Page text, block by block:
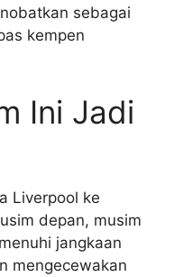
sebagai
kempen
Ini Jadi
Liverpool ke
depan, musim
jangkaan
mengecewakan